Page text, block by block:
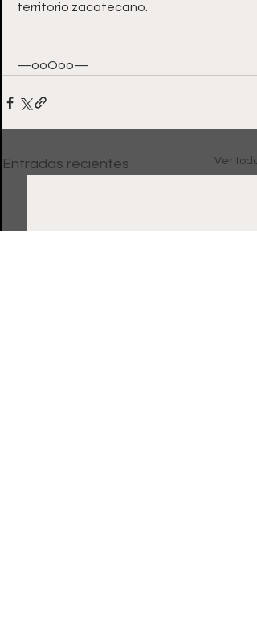
territorio zacatecano.
—ooOoo—
Entradas recientes Ver todo